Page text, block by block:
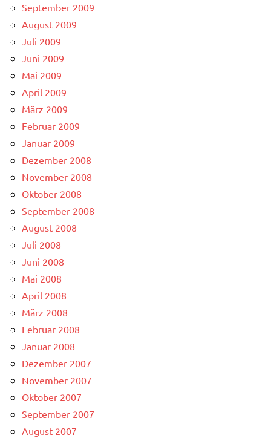
September 2009
August 2009
Juli 2009
Juni 2009
Mai 2009
April 2009
März 2009
Februar 2009
Januar 2009
Dezember 2008
November 2008
Oktober 2008
September 2008
August 2008
Juli 2008
Juni 2008
Mai 2008
April 2008
März 2008
Februar 2008
Januar 2008
Dezember 2007
November 2007
Oktober 2007
September 2007
August 2007